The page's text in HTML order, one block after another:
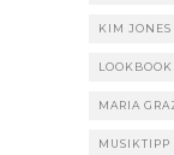
KIM JONES
LOOKBOOK
MARIA
MUSIKTIPP